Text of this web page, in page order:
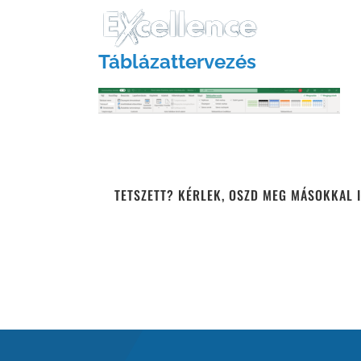
Táblázattervezés
TETSZETT? KÉRLEK, OSZD MEG MÁSOKKAL